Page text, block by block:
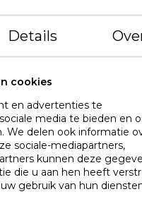
polyester ‘cooling fabric’
luxe perkal-katoen
het inslapen
aan te passen)
met de Aerelle Cool
frisheid, de hele nacht
verplaatst, weer
warmte-ophoping.
Details
cookies
en advertenties te
media te bieden en
We delen ook informatie
sociale-mediapartners,
kunnen deze
die u aan hen heeft
gebruik van hun